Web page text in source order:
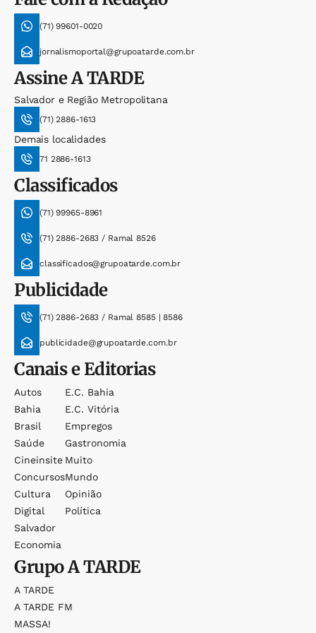
(71) 99601-0020
jornalismoportal@grupoatarde.com.br
AssineA TARDE
Salvador e Região Metropolitana
(71) 2886-1613
Demais localidades
71 2886-1613
Classificados
(71) 99965-8961
(71) 2886-2683 / Ramal 8526
classificados@grupoatarde.com.br
Publicidade
(71) 2886-2683 / Ramal 8585 | 8586
publicidade@grupoatarde.com.br
Canais e Editorias
Autos
Bahia
Brasil
Saúde
Cineinsite
Concursos
Cultura
Digital
Salvador
Economia
E.c. Bahia
E.c. Vitória
Empregos
Gastronomia
Muito
Mundo
Opinião
Política
GrupoA TARDE
A TARDE
A TARDE FM
MASSA!